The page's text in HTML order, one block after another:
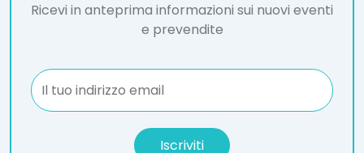
Ricevi in anteprima informazioni sui nuovi eventi
e prevendite